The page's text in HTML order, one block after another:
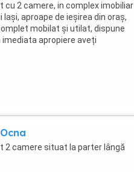
cu 2 camere, in complex imobiliar
aproape de ieșirea din oraș,
mobilat și utilat, dispune
imediata apropiere aveți
2 camere situat la parter lângă